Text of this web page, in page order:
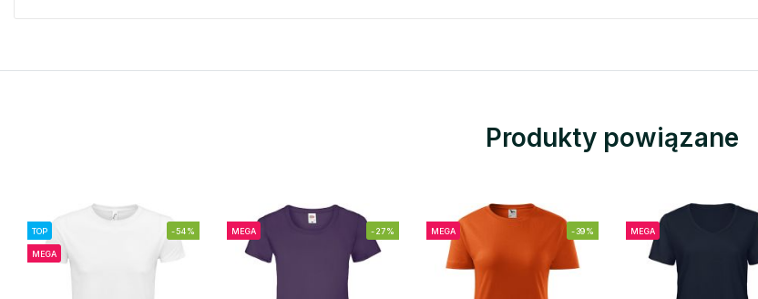
Produkty powiązane
TOP
MEGA
-54% MEGA -27% MEGA -39% MEGA